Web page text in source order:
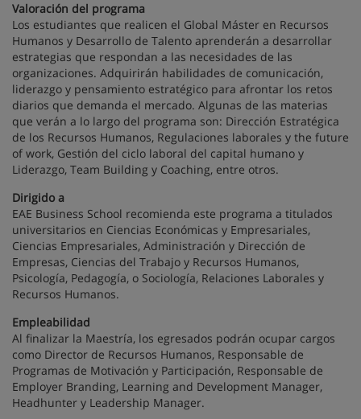
Valoración del programa
Los estudiantes que realicen el Global Máster en Recursos
Humanos y Desarrollo de Talento aprenderán a desarrollar
estrategias que respondan a las necesidades de las
organizaciones. Adquirirán habilidades de comunicación,
liderazgo y pensamiento estratégico para afrontar los retos
diarios que demanda el mercado. Algunas de las materias
que verán a lo largo del programa son: Dirección Estratégica
de los Recursos Humanos, Regulaciones laborales y the future
of work, Gestión del ciclo laboral del capital humano y
Liderazgo, Team Building y Coaching, entre otros.
Dirigido a
EAE Business School recomienda este programa a titulados
universitarios en Ciencias Económicas y Empresariales,
Ciencias Empresariales, Administración y Dirección de
Empresas, Ciencias del Trabajo y Recursos Humanos,
Psicología, Pedagogía, o Sociología, Relaciones Laborales y
Recursos Humanos.
Empleabilidad
Al finalizar la Maestría, los egresados podrán ocupar cargos
como Director de Recursos Humanos, Responsable de
Programas de Motivación y Participación, Responsable de
Employer Branding, Learning and Development Manager,
Headhunter y Leadership Manager.